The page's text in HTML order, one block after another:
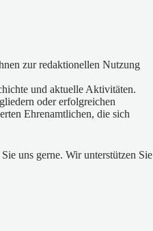
zur redaktionellen Nutzung
und aktuelle Aktivitäten.
oder erfolgreichen
Ehrenamtlichen, die sich
uns gerne. Wir unterstützen Sie